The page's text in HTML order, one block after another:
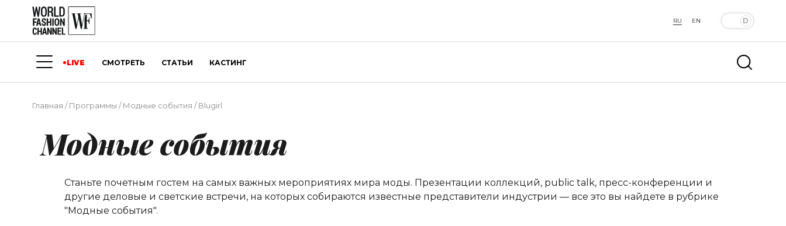
RU EN
LIVE СМОТРЕТЬ СТАТЬИ КАСТИНГ
Главная /Программы /Модные события /Blugirl
Модные события
Станьте почетным гостем на самых важных мероприятиях мира моды. Презентации коллекций, public talk, пресс-конференции и
другие деловые и светские встречи, на которых собираются известные представители индустрии — все это вы найдете в рубрике
"Модные события".